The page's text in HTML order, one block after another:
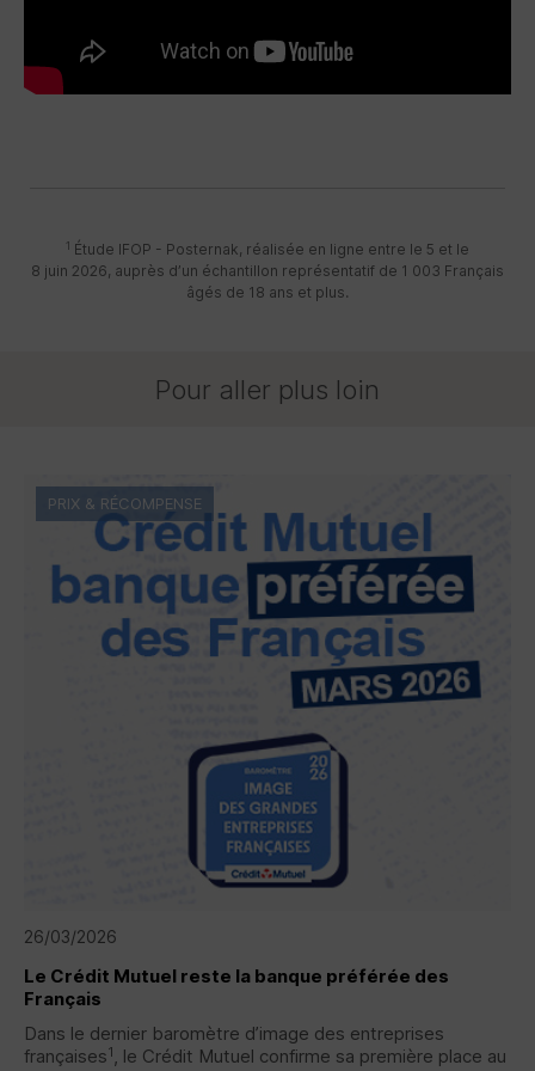
1 Étude IFOP - Posternak, réalisée en ligne entre le 5 et le
8 juin 2026, auprès d’un échantillon représentatif de 1 003 Français
âgés de 18 ans et plus.
Pour aller plus loin
26/03/2026
Le Crédit Mutuel reste la banque préférée des
Français
Dans le dernier baromètre d’image des entreprises
françaises1 , le Crédit Mutuel confirme sa première place au
PRIX & RÉCOMPENSE